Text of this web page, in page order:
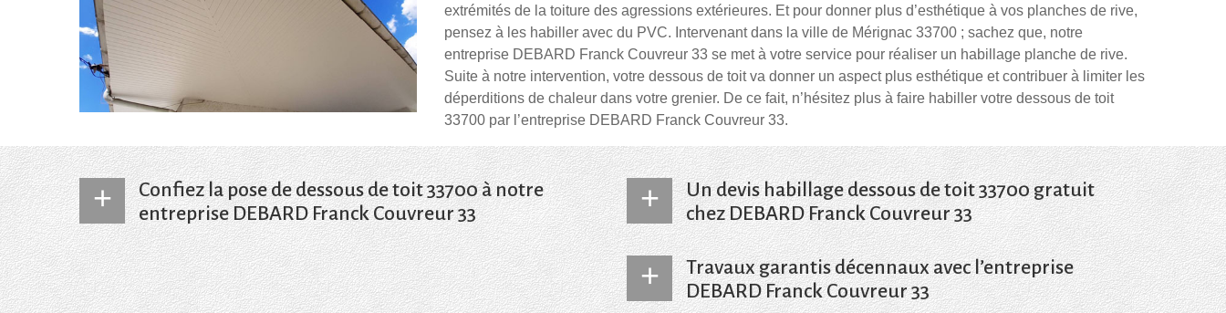
extrémités de la toiture des agressions extérieures. Et pour donner plus d’esthétique à vos planches de rive,
pensez à les habiller avec du PVC. Intervenant dans la ville de Mérignac 33700 ; sachez que, notre
entreprise DEBARD Franck Couvreur 33 se met à votre service pour réaliser un habillage planche de rive.
Suite à notre intervention, votre dessous de toit va donner un aspect plus esthétique et contribuer à limiter les
déperditions de chaleur dans votre grenier. De ce fait, n’hésitez plus à faire habiller votre dessous de toit
33700 par l’entreprise DEBARD Franck Couvreur 33.
Confiez la pose de dessous de toit 33700 à notre
entreprise DEBARD Franck Couvreur 33
Exerçant le métier de couvreur depuis un certain temps, notre entreprise
DEBARD Franck Couvreur 33 est tout à fait qualifiée pour réaliser la pose
de planche de rive à Mérignac 33700. Munies des matériels et des
Un devis habillage dessous de toit 33700 gratuit
chez DEBARD Franck Couvreur 33
Faire une demande de devis travaux d’habillage de dessous de toit chez
DEBARD Franck Couvreur 33 est gratuit et ne vous engage en rien. Avec ce
devis vous allez avoir connaissance des dépenses à prévoir, de la durée
Travaux garantis décennaux avec l’entreprise
DEBARD Franck Couvreur 33